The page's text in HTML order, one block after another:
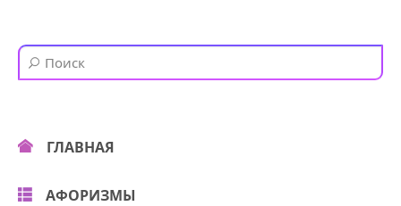
ГЛАВНАЯ
АФОРИЗМЫ